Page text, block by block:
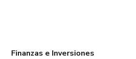
Finanzas e Inversiones